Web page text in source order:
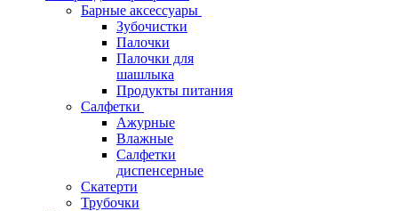
Барные аксессуары
Зубочистки
Палочки
Палочки для
шашлыка
Продукты питания
Салфетки
Ажурные
Влажные
Салфетки
диспенсерные
Скатерти
Трубочки